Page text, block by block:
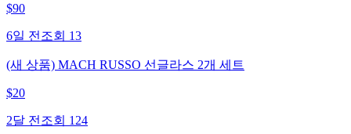
$90
6일 전 조회 13
(새 상품) MACH RUSSO 선글라스 2개 세트
$20
2달 전 조회 124